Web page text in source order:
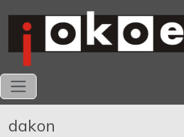
dakon